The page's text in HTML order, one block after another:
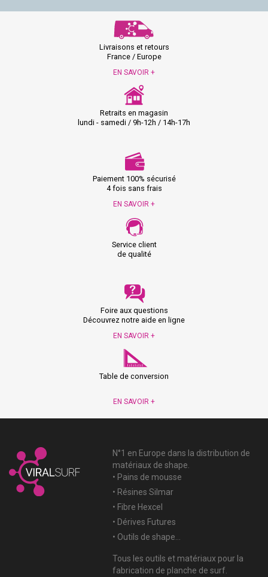
Livraisons et retours
France / Europe
EN SAVOIR +
Retraits en magasin
lundi - samedi / 9h-12h / 14h-17h
Paiement 100% sécurisé
4 fois sans frais
EN SAVOIR +
Service client
de qualité
Foire aux questions
Découvrez notre aide en ligne
EN SAVOIR +
Table de conversion
EN SAVOIR +
N°1 en Europe dans la distribution de
matériaux de shape.
• Pains de mousse
• Résines Silmar
• Fibre Hexcel
• Dérives Futures
• Outils de shape...
Tous les outils et matériaux pour la
fabrication de planche de surf.